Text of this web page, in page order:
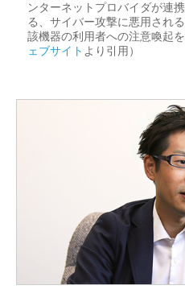
ンターネットプロバイダが連
る、サイバー攻撃に悪用され
該機器の利用者への注意喚起
ェブサイト より引用）